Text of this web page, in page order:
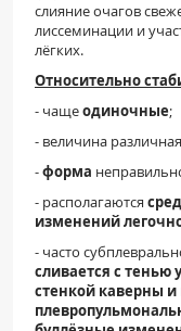
слияние очагов
лиссеминации и
лёгких.
Относительно
- чащеодиночные;
- величина
-форма
- располагаются
изменений
- часто
сливается с тенью
стенкой каверны и